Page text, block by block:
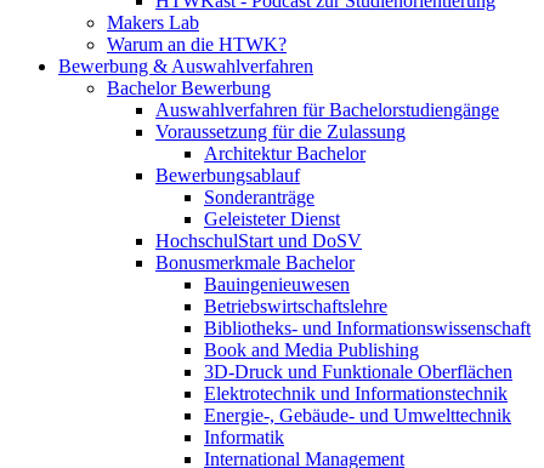
Makers Lab
Warum an die HTWK?
Bewerbung & Auswahlverfahren
Bachelor Bewerbung
Auswahlverfahren für Bachelorstudiengänge
Voraussetzung für die Zulassung
Architektur Bachelor
Bewerbungsablauf
Sonderanträge
Geleisteter Dienst
HochschulStart und DoSV
Bonusmerkmale Bachelor
Bauingenieuwesen
Betriebswirtschaftslehre
Bibliotheks- und Informationswissenschaft
Book and Media Publishing
3D-Druck und Funktionale Oberflächen
Elektrotechnik und Informationstechnik
Energie-, Gebäude- und Umwelttechnik
Informatik
International Management